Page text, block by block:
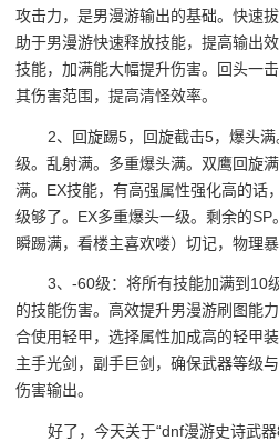
攻击力，是男漫游输出的基础。快速
助于男漫游快速释放技能，提高输出
技能，加满能大幅提升伤害。回头一
其伤害范围，提高清怪效率。
2、回旋踢5，回旋截击5，爆头
级。乱射满。多重爆头满。双鹰回旋
满。EX技能，有高强属性强化高的话
级够了。EX多重爆头一级。剩余的
瞬踢满，看楼主喜欢喽）切记，物理暴
3、-60级：将所有技能加满到10
的技能伤害。高效提升男漫游刷图能
合使用轻甲，选择属性加成高的轻甲
主手光剑，副手巨剑，确保武器等级
伤害输出。
好了，今天关于“dnf漫游史诗武